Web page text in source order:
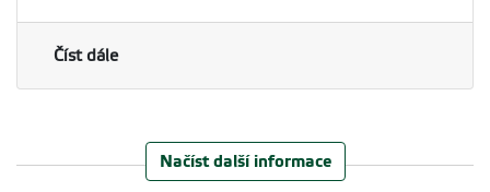
Číst dále
Načíst další informace